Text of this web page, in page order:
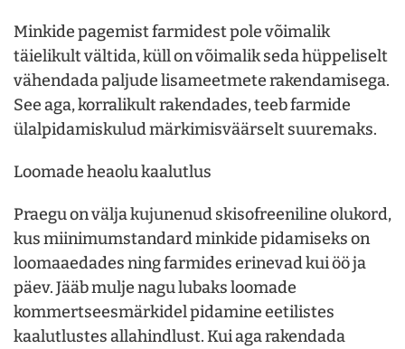
Minkide pagemist farmidest pole võimalik
täielikult vältida, küll on võimalik seda hüppeliselt
vähendada paljude lisameetmete rakendamisega.
See aga, korralikult rakendades, teeb farmide
ülalpidamiskulud märkimisväärselt suuremaks.
Loomade heaolu kaalutlus
Praegu on välja kujunenud skisofreeniline olukord,
kus miinimumstandard minkide pidamiseks on
loomaaedades ning farmides erinevad kui öö ja
päev. Jääb mulje nagu lubaks loomade
kommertseesmärkidel pidamine eetilistes
kaalutlustes allahindlust. Kui aga rakendada